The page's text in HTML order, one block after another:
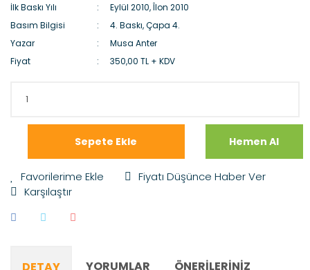
İlk Baskı Yılı
Eylül 2010, Îlon 2010
Basım Bilgisi
4. Baskı, Çapa 4.
Yazar
Musa Anter
Fiyat
350,00 TL + KDV
Sepete Ekle Hemen Al
Fiyatı Düşünce Haber Ver
Karşılaştır
YORUMLAR ÖNERILERINIZ